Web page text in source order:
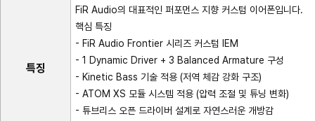
특징
FiR Audio의 대표적인 퍼포먼스 지향 커스텀 이어폰입니다.
핵심 특징
- FiR Audio Frontier 시리즈 커스텀 IEM
- 1 Dynamic Driver + 3 Balanced Armature 구성
- Kinetic Bass 기술 적용 (저역 체감 강화 구조)
- ATOM XS 모듈 시스템 적용 (압력 조절 및 튜닝 변화)
- 튜브리스 오픈 드라이버 설계로 자연스러운 개방감